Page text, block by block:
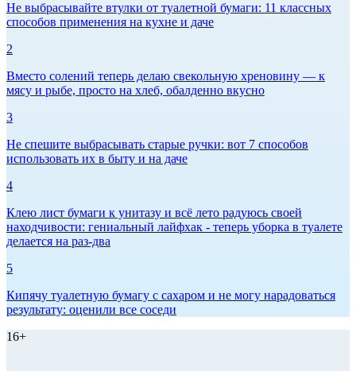
Не выбрасывайте втулки от туалетной бумаги: 11 классных
способов применения на кухне и даче
2
Вместо солений теперь делаю свекольную хреновину — к
мясу и рыбе, просто на хлеб, обалденно вкусно
3
Не спешите выбрасывать старые ручки: вот 7 способов
использовать их в быту и на даче
4
Клею лист бумаги к унитазу и всё лето радуюсь своей
находчивости: гениальный лайфхак - теперь уборка в туалете
делается на раз-два
5
Кипячу туалетную бумагу с сахаром и не могу нарадоваться
результату: оценили все соседи
16+